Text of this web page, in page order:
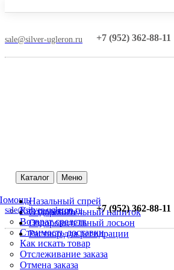
sale@silver-ugleron.ru +7 (952) 362-88-11
Каталог Меню
Как оплатить
Возврат средств
Стоимость доставки
Как искать товар
Отслеживание заказа
Отмена заказа
Назальный спрей
Оздоровительный напиток
Оздоровительный лосьон
Раствор для регидрации
sale@silver-ugleron.ru +7 (952) 362-88-11